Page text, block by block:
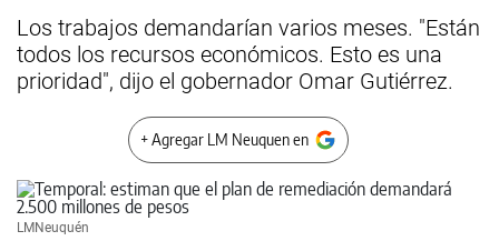
Los trabajos demandarían varios meses. "Están
todos los recursos económicos. Esto es una
prioridad", dijo el gobernador Omar Gutiérrez.
+ Agregar LM Neuquen en
LMNeuquén